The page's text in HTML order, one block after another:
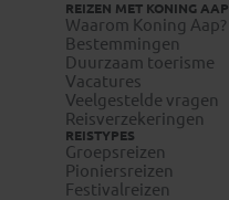
REIZEN MET KONING AAP
Waarom Koning Aap?
Bestemmingen
Duurzaam toerisme
Vacatures
Veelgestelde vragen
Reisverzekeringen
REISTYPES
Groepsreizen
Pioniersreizen
Festivalreizen